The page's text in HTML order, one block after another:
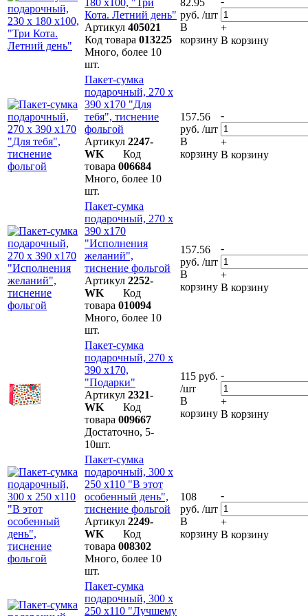
Кота. Летний день"
Артикул 405021
Код товара 013225
Много, более 10
шт.
руб. /шт
В
корзину
+
В корзину
Пакет-сумка
подарочный, 270 х
390 х170 "Для
тебя", тиснение
фольгой
Артикул 2247-
WK Код
товара 006684
Много, более 10
шт.
157.56
руб. /шт
В
корзину
-
+
В корзину
Пакет-сумка
подарочный, 270 х
390 х170
"Исполнения
желаний",
тиснение фольгой
Артикул 2252-
WK Код
товара 010094
Много, более 10
шт.
157.56
руб. /шт
В
корзину
-
+
В корзину
Пакет-сумка
подарочный, 270 х
390 х170,
"Подарки"
Артикул 2321-
WK Код
товара 009667
Достаточно, 5-
10шт.
115 руб.
/шт
В
корзину
-
+
В корзину
Пакет-сумка
подарочный, 300 х
250 х110 "В этот
особенный день",
тиснение фольгой
Артикул 2249-
WK Код
товара 008302
Много, более 10
шт.
108
руб. /шт
В
корзину
-
+
В корзину
Пакет-сумка
подарочный, 300 х
250 х110 "Лучшему